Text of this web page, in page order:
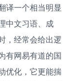
译一个相当明显
中文习语、成
，经常会给出逻
有网易有道的国
优化，它更能揣